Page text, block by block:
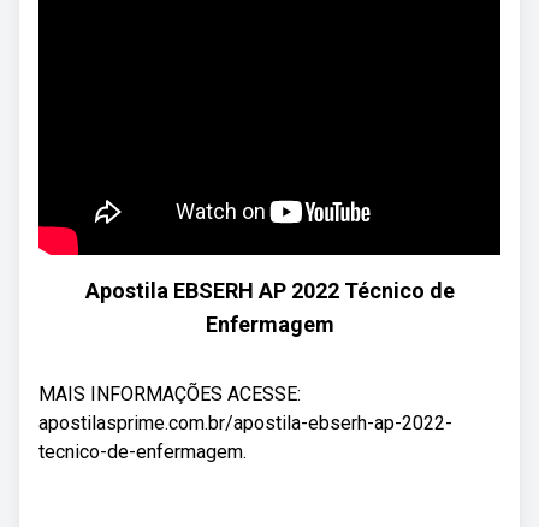
Apostila EBSERH AP 2022 Técnico de
Enfermagem
MAIS INFORMAÇÕES ACESSE:
apostilasprime.com.br/apostila-ebserh-ap-2022-
tecnico-de-enfermagem.